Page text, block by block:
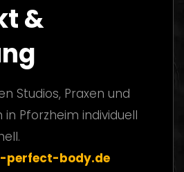
&
Studios, Praxen und
Pforzheim individuell
perfect-body.de